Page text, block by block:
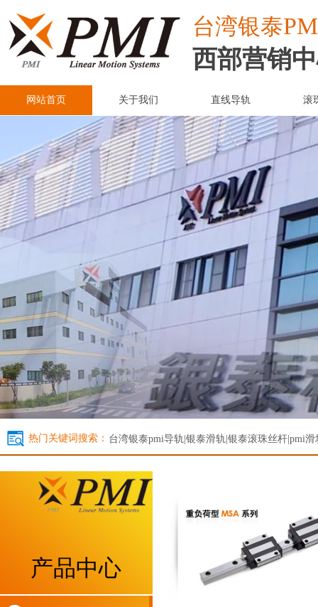
热门关键词搜索： 台湾银泰pmi导轨|银泰滑轨|银泰滚珠丝杆|pmi
产品中心
台湾银泰
西部营销
网站首页 关于我们 直线导轨 滚